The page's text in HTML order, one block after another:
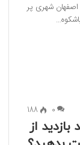
شهری پر
0
188
از